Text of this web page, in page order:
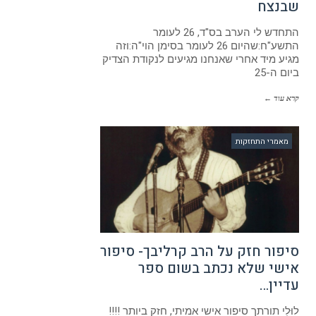
שבנצח
התחדש לי הערב בס"ד, 26 לעומר
התשע"ח:שהיום 26 לעומר בסימן הוי"ה:וזה
מגיע מיד אחרי שאנחנו מגיעים לנקודת הצדיק
ביום ה-25
קרא עוד ←
מאמרי התחזקות
סיפור חזק על הרב קרליבך- סיפור
אישי שלא נכתב בשום ספר
עדיין…
לוּלִי תורתך סיפור אישי אמיתי, חזק ביותר !!!!